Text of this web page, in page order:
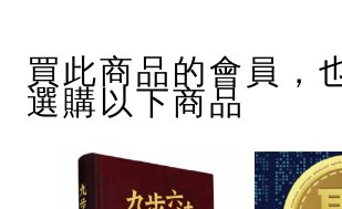
買此商品的會員，
選購以下商品